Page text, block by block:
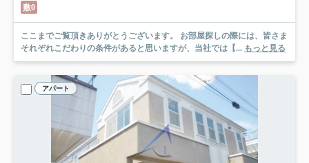
敷0
ここまでご覧頂きありがとうございます。 お部屋探しの際には、皆さま
それぞれこだわりの条件があると思いますが、当社では【... もっと見る
アパート